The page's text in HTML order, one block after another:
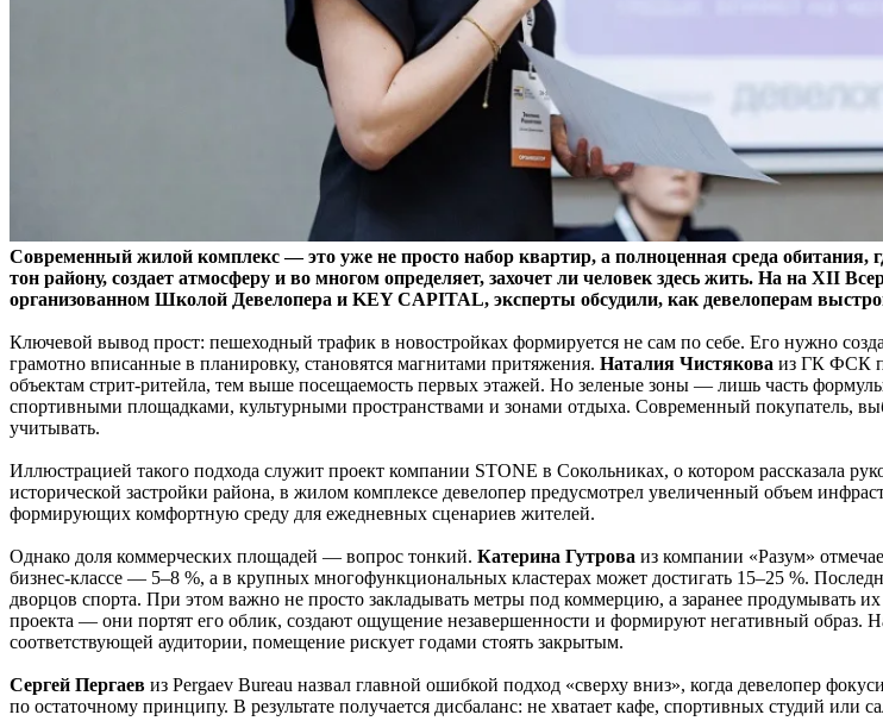
Современный жилой комплекс — это уже не просто набор квартир, а полноценная среда обитания,
тон району, создает атмосферу и во многом определяет, захочет ли человек здесь жить. На на XII
организованном Школой Девелопера и KEY CAPITAL, эксперты обсудили, как девелоперам
Ключевой вывод прост: пешеходный трафик в новостройках формируется не сам по себе. Его нужно
грамотно вписанные в планировку, становятся магнитами притяжения. Наталия Чистякова из ГК ФСК
объектам стрит‑ритейла, тем выше посещаемость первых этажей. Но зеленые зоны — лишь часть
спортивными площадками, культурными пространствами и зонами отдыха. Современный покупатель,
учитывать.
Иллюстрацией такого подхода служит проект компании STONE в Сокольниках, о котором рассказала
исторической застройки района, в жилом комплексе девелопер предусмотрел увеличенный объем
формирующих комфортную среду для ежедневных сценариев жителей.
Однако доля коммерческих площадей — вопрос тонкий. Катерина Гутрова из компании «Разум»
бизнес‑классе — 5–8 %, а в крупных многофункциональных кластерах может достигать 15–25 %.
дворцов спорта. При этом важно не просто закладывать метры под коммерцию, а заранее продумывать
проекта — они портят его облик, создают ощущение незавершенности и формируют негативный образ.
соответствующей аудитории, помещение рискует годами стоять закрытым.
Сергей Пергаев из Pergaev Bureau назвал главной ошибкой подход «сверху вниз», когда девелопер
по остаточному принципу. В результате получается дисбаланс: не хватает кафе, спортивных студий или